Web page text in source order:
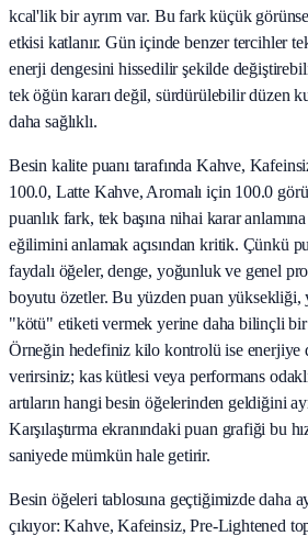
kcal'lik bir ayrım var. Bu fark küçük
etkisi katlanır. Gün içinde benzer tercihler
enerji dengesini hissedilir şekilde
tek öğün kararı değil, sürdürülebilir düzen
daha sağlıklı.
Besin kalite puanı tarafında Kahve,
100.0, Latte Kahve, Aromalı için 100.0
puanlık fark, tek başına nihai karar
eğilimini anlamak açısından kritik. Çünkü
faydalı öğeler, denge, yoğunluk ve genel
boyutu özetler. Bu yüzden puan yüksekliği,
"kötü" etiketi vermek yerine daha bilinçli bir
Örneğin hedefiniz kilo kontrolü ise enerjiye
verirsiniz; kas kütlesi veya performans
artıların hangi besin öğelerinden geldiğini
Karşılaştırma ekranındaki puan grafiği bu
saniyede mümkün hale getirir.
Besin öğeleri tablosuna geçtiğimizde daha
çıkıyor: Kahve, Kafeinsiz, Pre-Lightened